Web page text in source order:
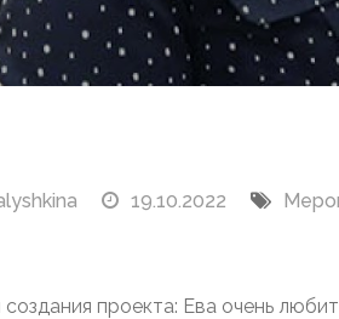
19.10.2022
проекта: Ева очень